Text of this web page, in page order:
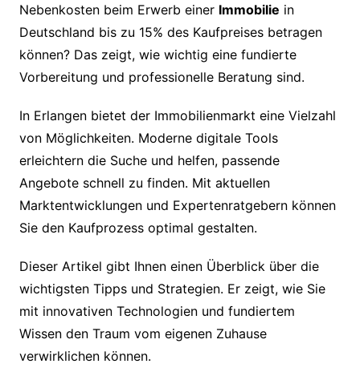
Nebenkosten beim Erwerb einer Immobilie in
Deutschland bis zu 15% des Kaufpreises betragen
können? Das zeigt, wie wichtig eine fundierte
Vorbereitung und professionelle Beratung sind.
In Erlangen bietet der Immobilienmarkt eine Vielzahl
von Möglichkeiten. Moderne digitale Tools
erleichtern die Suche und helfen, passende
Angebote schnell zu finden. Mit aktuellen
Marktentwicklungen und Expertenratgebern können
Sie den Kaufprozess optimal gestalten.
Dieser Artikel gibt Ihnen einen Überblick über die
wichtigsten Tipps und Strategien. Er zeigt, wie Sie
mit innovativen Technologien und fundiertem
Wissen den Traum vom eigenen Zuhause
verwirklichen können.